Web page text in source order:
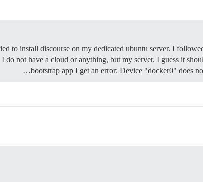
to install discourse on my dedicated ubuntu server. I
I do not have a cloud or anything, but my server. I guess it
bootstrap app I get an error: Device "docker0" does